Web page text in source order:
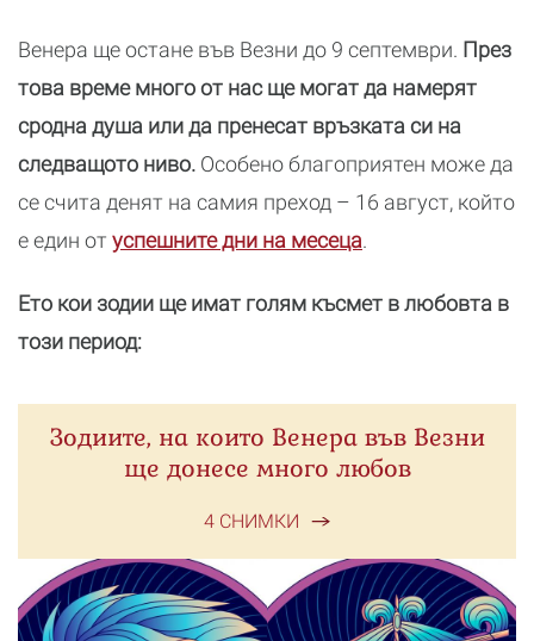
Венера ще остане във Везни до 9 септември. През
това време много от нас ще могат да намерят
сродна душа или да пренесат връзката си на
следващото ниво. Особено благоприятен може да
се счита денят на самия преход – 16 август, който
е един от успешните дни на месеца.
Ето кои зодии ще имат голям късмет в любовта в
този период:
Зодиите, на които Венера във Везни
ще донесе много любов
4 СНИМКИ